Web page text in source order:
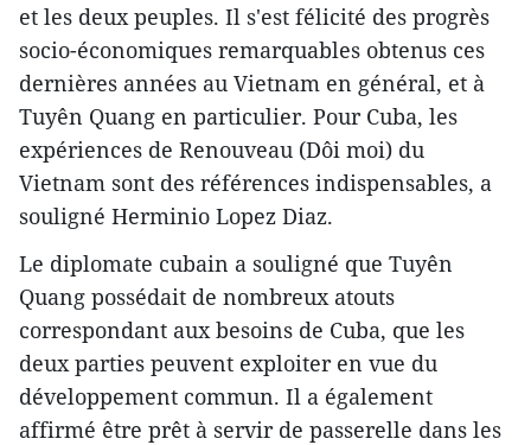
et les deux peuples. Il s'est félicité des progrès
socio-économiques remarquables obtenus ces
dernières années au Vietnam en général​, et à
Tuyên Quang en particulier. Pour Cuba, les
expériences d​e Renouveau (Dôi moi) du
Vietnam sont des références ​indispensables, a
souligné Herminio Lopez Diaz.
Le diplomate cubain a ​souligné que Tuyên
Quang possédait de nombreux atouts
correspondant aux besoins de Cuba, que les
deux parties peuvent exploiter en vue du
développement commun. Il a également
affirmé être prêt à servir de passerelle dans les